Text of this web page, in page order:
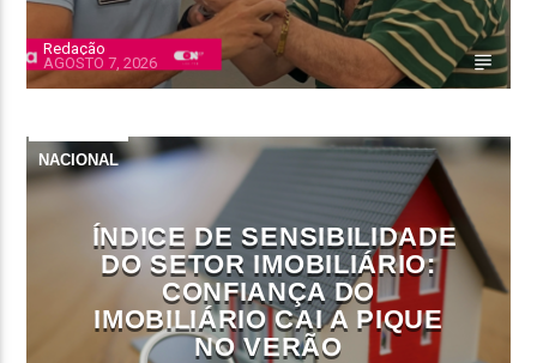
Redação
AGOSTO 7, 2026
NACIONAL
ÍNDICE DE SENSIBILIDADE
DO SETOR IMOBILIÁRIO:
CONFIANÇA DO
IMOBILIÁRIO CAI A PIQUE
NO VERÃO